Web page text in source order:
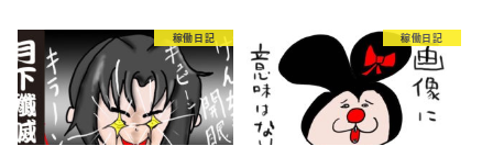
稼働日記 稼働日記